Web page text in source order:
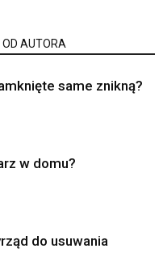
OD AUTORA
same znikną?
w domu?
do usuwania